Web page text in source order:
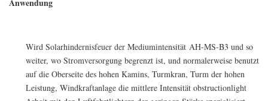
Anwendung
Wird Solarhindernisfeuer der Mediumintensität AH-MS-B3 und so
weiter, wo Stromversorgung begrenzt ist, und normalerweise benutzt
auf die Oberseite des hohen Kamins, Turmkran, Turm der hohen
Leistung, Windkraftanlage die mittlere Intensität obstructionlight